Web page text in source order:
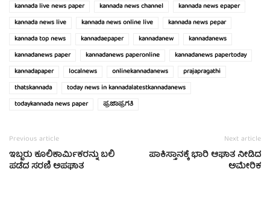
kannada live news paper
kannada news channel
kannada news epaper
kannada news live
kannada news online live
kannada news pepar
kannada top news
kannadaepaper kannadanew
kannadanews
kannadanews paper
kannadanews paperonline
kannadanews papertoday
kannadapaper
localnews onlinekannadanews
prajapragathi
thatskannada
today news in kannadalatestkannadanews
todaykannada news paper
ಪ್ರಜಾಪ್ರಗತಿ
Previous article
ಇಬ್ಬರು ಕೂಲಿಕಾರ್ಮಿಕರನ್ನು ಬಲಿ
ಪಡೆದ ಸರಣಿ ಅಪಘಾತ
Next article
ಪಾಕಿಸ್ತಾನಕ್ಕೆ ಭಾರಿ ಆಘಾತ ನೀಡಿದ
ಅಮೇರಿಕ